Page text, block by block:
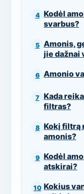
Kodėl
svarbus?
Amonis,
jie dažnai
Amonio
Kada
filtras?
Kokį filtrą
amonis?
Kodėl
atskirai?
Kokius